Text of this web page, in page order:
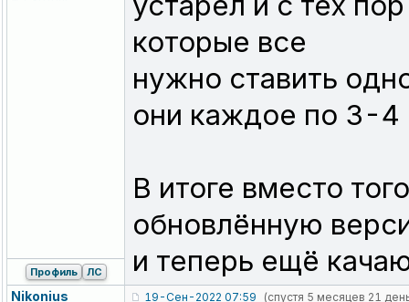
которые все
нужно ставить
они каждое по 3-4
В итоге вместо
обновлённую
и теперь ещё
Профиль ЛС
Nikonius 19-Сен-2022 07:59 (спустя 5 месяцев 21